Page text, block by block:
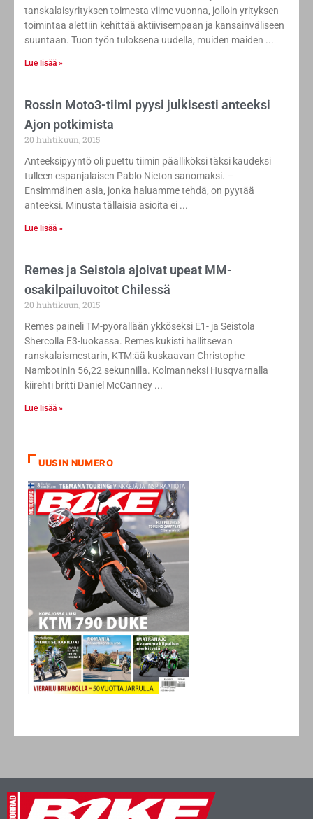
tanskalaisyrityksen toimesta viime vuonna, jolloin yrityksen
toimintaa alettiin kehittää aktiivisempaan ja kansainväliseen
suuntaan. Tuon työn tuloksena uudella, muiden maiden
Lue lisää »
Rossin Moto3-tiimi pyysi julkisesti anteeksi
Ajon potkimista
20 huhtikuun, 2015
Anteeksipyyntö oli puettu tiimin päälliköksi täksi kaudeksi
tulleen espanjalaisen Pablo Nieton sanomaksi. –
Ensimmäinen asia, jonka haluamme tehdä, on pyytää
anteeksi. Minusta tällaisia asioita ei
Lue lisää »
Remes ja Seistola ajoivat upeat MM-
osakilpailuvoitot Chilessä
20 huhtikuun, 2015
Remes paineli TM-pyörällään ykköseksi E1- ja Seistola
Shercolla E3-luokassa. Remes kukisti hallitsevan
ranskalaismestarin, KTM:ää kuskaavan Christophe
Nambotinin 56,22 sekunnilla. Kolmanneksi Husqvarnalla
kiirehti britti Daniel McCanney
Lue lisää »
UUSIN NUMERO